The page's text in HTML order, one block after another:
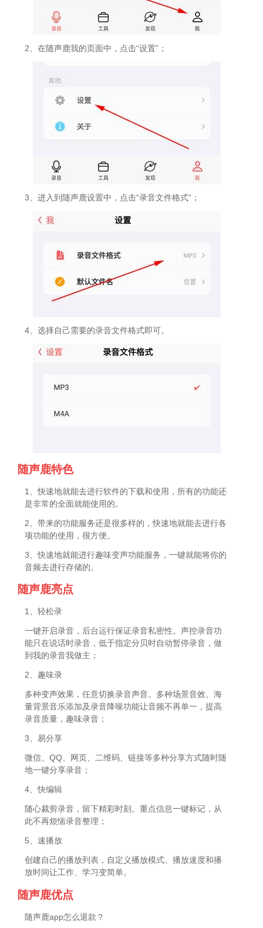
2、在随声鹿我的页面中，点击“设置”；
3、进入到随声鹿设置中，点击“录音文件格式”；
4、选择自己需要的录音文件格式即可。
随声鹿特色
1、快速地就能去进行软件的下载和使用，所有的功能还
是非常的全面就能使用的。
2、带来的功能服务还是很多样的，快速地就能去进行各
项功能的使用，很方便。
3、快速地就能进行趣味变声功能服务，一键就能将你的
音频去进行存储的。
随声鹿亮点
1、轻松录
一键开启录音，后台运行保证录音私密性。声控录音功
能只在说话时录音，低于指定分贝时自动暂停录音，做
到我的录音我做主；
2、趣味录
多种变声效果，任意切换录音声音。多种场景音效、海
量背景音乐添加及录音降噪功能让音频不再单一，提高
录音质量，趣味录音；
3、易分享
微信、QQ、网页、二维码、链接等多种分享方式随时随
地一键分享录音；
4、快编辑
随心裁剪录音，留下精彩时刻。重点信息一键标记，从
此不再烦恼录音整理；
5、速播放
创建自己的播放列表，自定义播放模式、播放速度和播
放时间让工作、学习变简单。
随声鹿优点
随声鹿app怎么退款？